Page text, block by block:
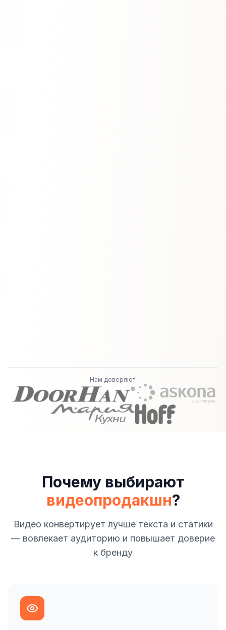
Нам доверяют:
Почему выбирают
видеопродакшн?
Видео конвертирует лучше текста и статики
— вовлекает аудиторию и повышает доверие
к бренду